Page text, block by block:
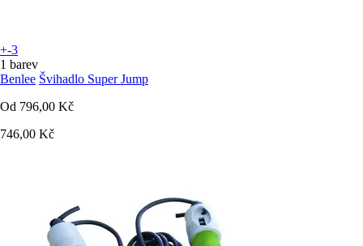
+-3
1 barev
Benlee Švihadlo Super Jump
Od 796,00 Kč
746,00 Kč